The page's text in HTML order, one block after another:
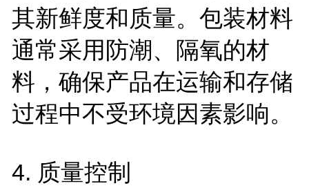
其新鲜度和质量。包装材料
通常采用防潮、隔氧的材
料，确保产品在运输和存储
过程中不受环境因素影响。
4. 质量控制